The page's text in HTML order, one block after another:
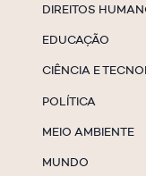
DIREITOS
EDUCAÇÃO
CIÊNCIA E
POLÍTICA
MEIO AMBIENTE
MUNDO